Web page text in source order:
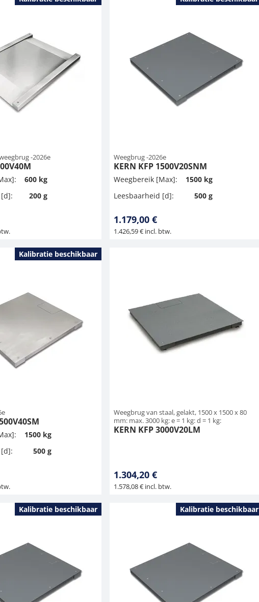
-2026e
600 kg
200 g
Weegbrug -2026e
KERN KFP 1500V20SNM
Weegbereik [Max]:
1500 kg
Leesbaarheid [d]:
500 g
1.179,00 €
1.426,59 € incl. btw.
Kalibratie beschikbaar
1500 kg
500 g
Weegbrug van staal, gelakt, 1500 x 1500 x 80
mm: max. 3000 kg: e = 1 kg: d = 1 kg:
KERN KFP 3000V20LM
1.304,20 €
1.578,08 € incl. btw.
Kalibratie beschikbaar Kalibratie beschikbaar